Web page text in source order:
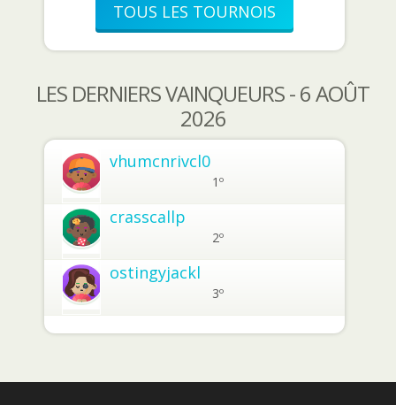
TOUS LES TOURNOIS
LES DERNIERS VAINQUEURS - 6 AOÛT
2026
vhumcnrivcl0
1º
crasscallp
2º
ostingyjackl
3º